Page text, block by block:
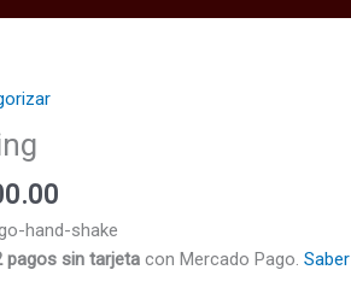
pagos sin tarjetacon Mercado Pago. Saber